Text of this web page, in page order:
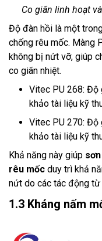
Co giãn linh hoạt
Độ đàn hồi là một
chống rêu mốc. Màng
không bị nứt vỡ, giúp
co giãn nhiệt.
Vitec PU 268: Độ
khảo tài liệu kỹ
Vitec PU 270: Độ
khảo tài liệu kỹ
Khả năng này giúp
rêu mốc duy trì khả
nứt do các tác động
1.3 Kháng nấm